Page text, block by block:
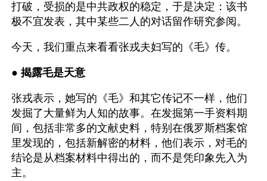
打破，受损的是中共政权的稳定，于是决定：该书
极不宜发表，其中某些二人的对话留作研究参阅。
今天，我们重点来看看张戎夫妇写的《毛》传。
● 揭露毛是天意
张戎表示，她写的《毛》和其它传记不一样，他们
发掘了大量鲜为人知的故事。在发掘第一手资料期
间，包括非常多的文献史料，特别在俄罗斯档案馆
里发现的，包括新解密的材料，他们表示，对毛的
结论是从档案材料中得出的，而不是凭印象先入为
主。